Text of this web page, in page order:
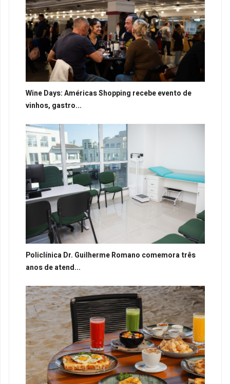
Wine Days: Américas Shopping recebe evento de
vinhos, gastro...
Policlínica Dr. Guilherme Romano comemora três
anos de atend...